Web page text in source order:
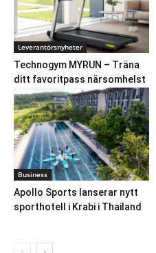
Leverantörsnyheter
Technogym MYRUN – Träna
ditt favoritpass närsomhelst
Business
Apollo Sports lanserar nytt
sporthotell i Krabi i Thailand